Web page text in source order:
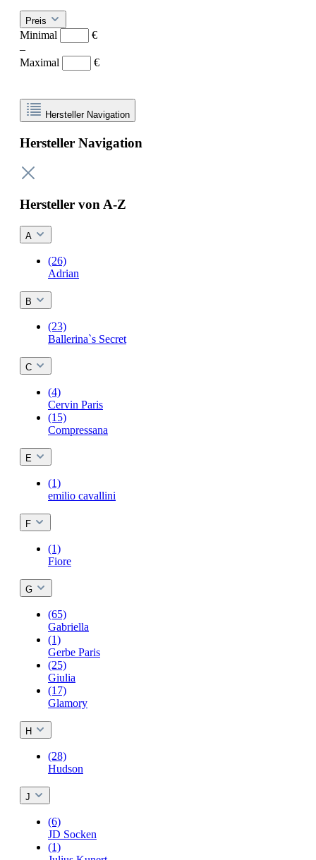
Preis
Minimal
€
–
Maximal
€
Hersteller Navigation
Hersteller Navigation
Hersteller von A-Z
A
(26)
Adrian
B
(23)
Ballerina`s Secret
C
(4)
Cervin Paris
(15)
Compressana
E
(1)
emilio cavallini
F
(1)
Fiore
G
(65)
Gabriella
(1)
Gerbe Paris
(25)
Giulia
(17)
Glamory
H
(28)
Hudson
J
(6)
JD Socken
(1)